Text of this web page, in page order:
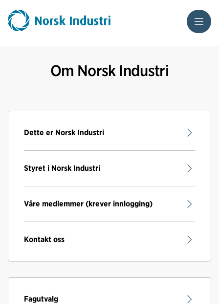
Meny
Om Norsk Industri
Dette er Norsk Industri
Styret i Norsk Industri
Våre medlemmer (krever innlogging)
Kontakt oss
Fagutvalg